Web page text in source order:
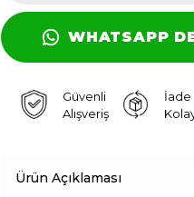
WHATSAPP
Güvenli
Alışveriş
İade
Ürün Açıklaması